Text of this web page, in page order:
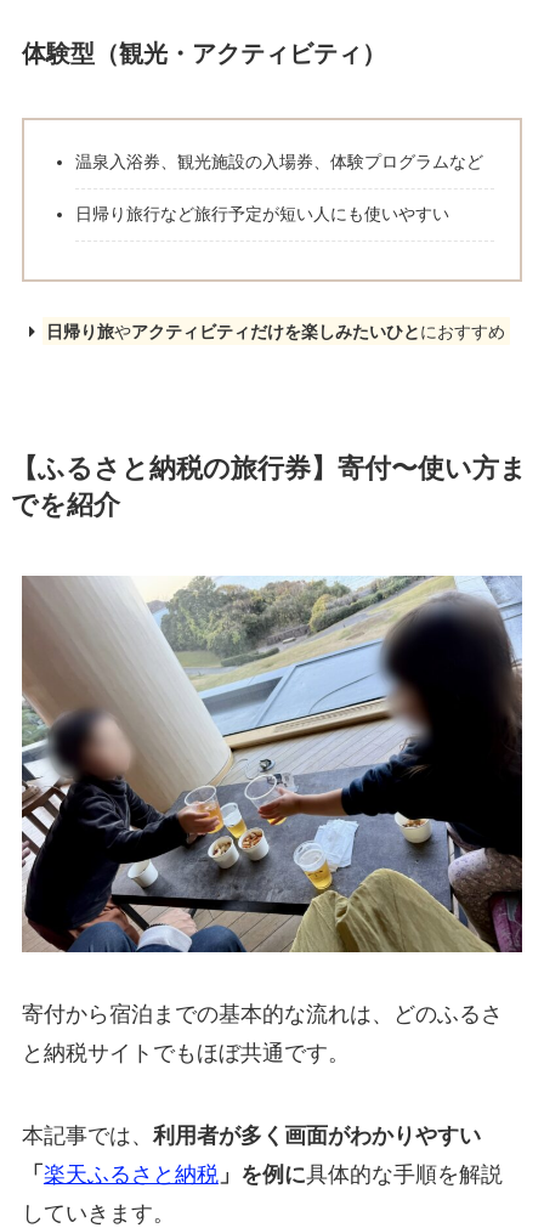
体験型（観光・アクティビティ）
温泉入浴券、観光施設の入場券、体験プログラムなど
日帰り旅行など旅行予定が短い人にも使いやすい
日帰り旅やアクティビティだけを楽しみたいひとにおすすめ
【ふるさと納税の旅行券】寄付〜使い方ま
でを紹介
寄付から宿泊までの基本的な流れは、どのふるさ
と納税サイトでもほぼ共通です。
本記事では、 利用者が多く画面がわかりやすい
「 楽天ふるさと納税」を例に具体的な手順を解説
していきます。